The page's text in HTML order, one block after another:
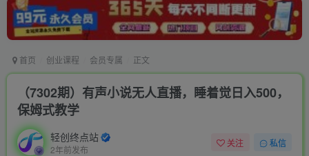
首页 创业课程 会员专属 正文
（7302期）有声小说无人直播，睡着觉日入500，
保姆式教学
轻创终点站
2年前发布
关注 私信